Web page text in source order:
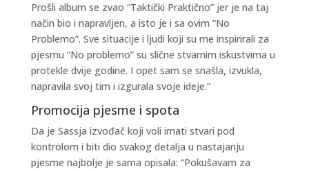
Prošli album se zvao “Taktički Praktično” jer je na taj
način bio i napravljen, a isto je i sa ovim “No
Problemo”. Sve situacije i ljudi koji su me inspirirali za
pjesmu “No problemo” su slične stvarnim iskustvima u
protekle dvije godine. I opet sam se snašla, izvukla,
napravila svoj tim i izgurala svoje ideje.“
Promocija pjesme i spota
Da je Sassja izvođač koji voli imati stvari pod
kontrolom i biti dio svakog detalja u nastajanju
pjesme najbolje je sama opisala: “Pokušavam za